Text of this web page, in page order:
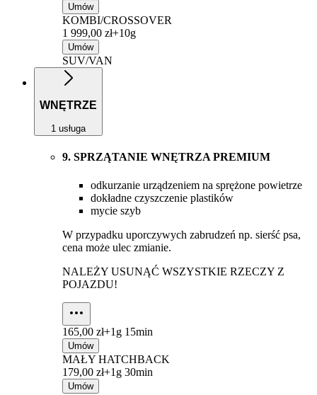
Umów
KOMBI/CROSSOVER
1 999,00 zł+10g
Umów
SUV/VAN
WNĘTRZE
1 usługa
9. SPRZĄTANIE WNĘTRZA PREMIUM
odkurzanie urządzeniem na sprężone powietrze
dokładne czyszczenie plastików
mycie szyb
W przypadku uporczywych zabrudzeń np. sierść psa,
cena może ulec zmianie.
NALEŻY USUNĄĆ WSZYSTKIE RZECZY Z
POJAZDU!
165,00 zł+1g 15min
Umów
MAŁY HATCHBACK
179,00 zł+1g 30min
Umów